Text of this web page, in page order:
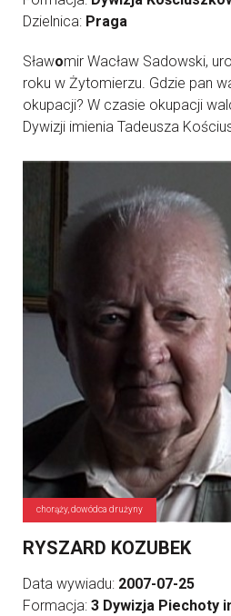
Dzielnica: Praga
Sławomir Wacław Sadowski,
roku w Żytomierzu. Gdzie pan
okupacji? W czasie okupacji
Dywizji imienia Tadeusza
chorąży, dowódca drużyny
RYSZARD KOZUBEK
Data wywiadu: 2007-07-25
Formacja: 3 Dywizja Piechoty